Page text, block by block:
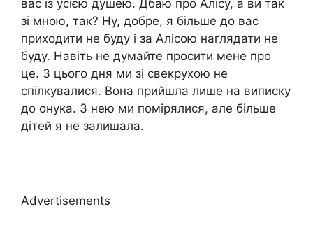
вас із усією душею. Дбаю про Алісу, а ви так
зі мною, так? Ну, добре, я більше до вас
приходити не буду і за Алісою наглядати не
буду. Навіть не думайте просити мене про
це. З цього дня ми зі свекрухою не
спілкувалися. Вона прийшла лише на виписку
до онука. З нею ми помірялися, але більше
дітей я не залишала.
Advertisements